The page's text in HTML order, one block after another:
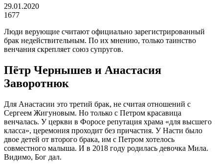
29.01.2020
1677
Люди верующие считают официально зарегистрированный
брак недействительным. По их мнению, только таинство
венчания скрепляет союз супругов.
Пётр Чернышев и Анастасия
Заворотнюк
Для Анастасии это третий брак, не считая отношений с
Сергеем Жигуновым. Но только с Петром красавица
венчалась. У церкви в Форосе репутация храма «для высшего
класса», церемония проходит без причастия. У Насти было
двое детей от второго брака, им с Петром хотелось
совместного малыша. И в 2018 году родилась девочка Мила.
Видимо, Бог дал.